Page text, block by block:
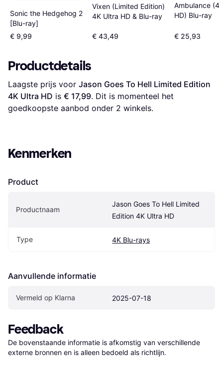
Sonic the Hedgehog 2
[Blu-ray]
€ 9,99
Vixen (Limited Edition)
4K Ultra HD & Blu-ray
€ 43,49
Ambulance
HD) Blu-ray
€ 25,93
Productdetails
Laagste prijs voor Jason Goes To Hell Limited Edition
4K Ultra HD is € 17,99. Dit is momenteel het
goedkoopste aanbod onder 2 winkels.
Kenmerken
Product
Productnaam
Jason Goes To Hell Limited
Edition 4K Ultra HD
Type 4K Blu-rays
Aanvullende informatie
Vermeld op Klarna 2025-07-18
Feedback
De bovenstaande informatie is afkomstig van verschillende
externe bronnen en is alleen bedoeld als richtlijn.